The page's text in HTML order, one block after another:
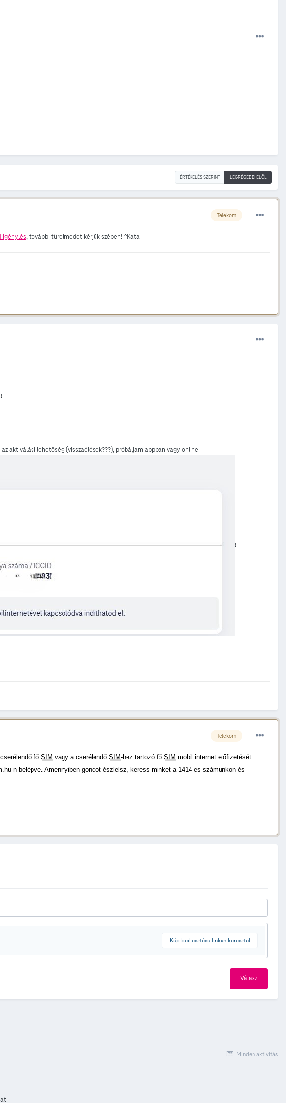
ÉRTÉKELÉS SZERINT LEGRÉGEBBI ELÖL
Telekom
igénylés, további türelmedet kérjük szépen! ^Kata
aktiválási lehetőség (visszaélések???), próbáljam appban vagy online
!
Telekom
fő SIM vagy a cserélendő SIM-hez tartozó fő SIM mobil internet előfizetését
n belépve. Amennyiben gondot észlelsz, keress minket a 1414-es számunkon és
Kép beillesztése linken keresztül
Válasz
Minden aktivitás